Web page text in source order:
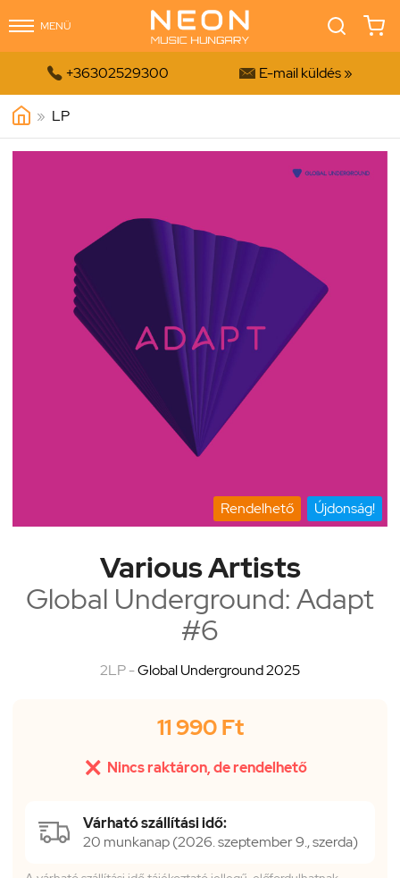
MENÜ
 +36302529300  E-mail küldés »
» LP
Rendelhető Újdonság!
Various Artists
Global Underground: Adapt
#6
2LP -Global Underground 2025
11 990 Ft
 Nincs raktáron, de rendelhető
Várható szállítási idő:
20 munkanap (2026. szeptember 9., szerda)